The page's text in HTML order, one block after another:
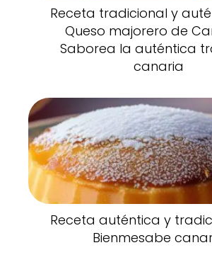
Receta tradicional y
Queso majorero de
Saborea la auténtica
canaria
Receta auténtica y
Bienmesabe